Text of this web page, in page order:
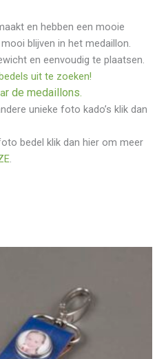
en hebben een mooie
blijven in het medaillon.
en eenvoudig te plaatsen.
uit te zoeken!
r de medaillons.
unieke foto kado’s klik dan
bedel klik dan hier om meer
.